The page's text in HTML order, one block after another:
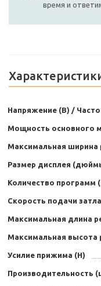
время и
Напряжение (В) /
Мощность основного
Максимальная ширина
Размер дисплея
Количество программ
Скорость подачи
Максимальная длина
Максимальная высота
Усилие прижима (Н)
Производительность